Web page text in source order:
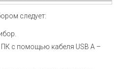
следует:
с помощью кабеля USB A –